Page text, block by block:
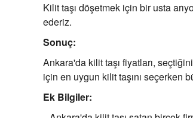
Kilit taşı döşetmek için bir usta
ederiz.
Sonuç:
Ankara'da kilit taşı fiyatları,
için en uygun kilit taşını seçerken
Ek Bilgiler: